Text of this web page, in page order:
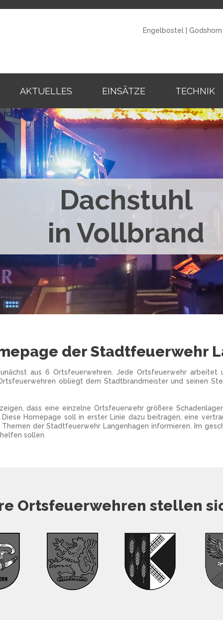
Engelbostel Godshorn
AKTUELLES EINSÄTZE TECHNIK
Dachstuhl
in Vollbrand
der Stadtfeuerwehr
aus 6 Ortsfeuerwehren. Jede Ortsfeuerwehr
obliegt dem Stadtbrandmeister und seinen
dass eine einzelne Ortsfeuerwehr größere
Homepage soll in erster Linie dazu beitragen, eine
der Stadtfeuerwehr Langenhagen informieren. Im
sollen.
Ortsfeuerwehren stellen